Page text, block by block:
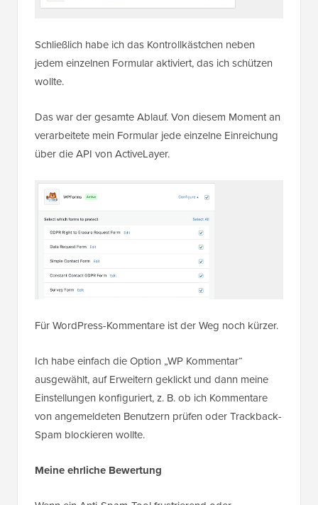
Schließlich habe ich das Kontrollkästchen neben
jedem einzelnen Formular aktiviert, das ich schützen
wollte.
Das war der gesamte Ablauf. Von diesem Moment an
verarbeitete mein Formular jede einzelne Einreichung
über die API von ActiveLayer.
Für WordPress-Kommentare ist der Weg noch kürzer.
Ich habe einfach die Option „WP Kommentar“
ausgewählt, auf Erweitern geklickt und dann meine
Einstellungen konfiguriert, z. B. ob ich Kommentare
von angemeldeten Benutzern prüfen oder Trackback-
Spam blockieren wollte.
Meine ehrliche Bewertung